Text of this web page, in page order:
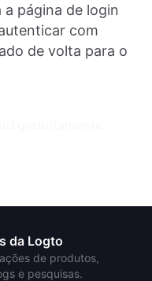
página de login
com
de volta para o
da Logto
de produtos,
e pesquisas.